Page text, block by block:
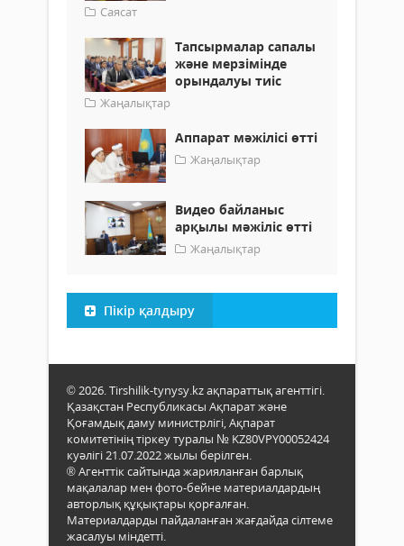
Саясат
Тапсырмалар сапалы
және мерзімінде
орындалуы тиіс
Жаңалықтар
Аппарат мәжілісі өтті
Жаңалықтар
Видео байланыс
арқылы мәжіліс өтті
Жаңалықтар
Пікір қалдыру
© 2026. Tirshilik-tynysy.kz ақпараттық агенттігі.
Қазақстан Республикасы Ақпарат және
Қоғамдық даму министрлігі, Ақпарат
комитетінің тіркеу туралы № KZ80VPY00052424
куәлігі 21.07.2022 жылы берілген.
® Агенттік сайтында жарияланған барлық
мақалалар мен фото-бейне материалдардың
авторлық құқықтары қорғалған.
Материалдарды пайдаланған жағдайда сілтеме
жасалуы міндетті.